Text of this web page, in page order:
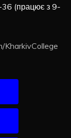
(працює з 9-
KharkivCollege